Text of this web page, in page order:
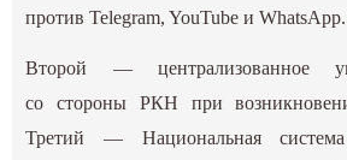
против Telegram, YouTube и WhatsApp.
Второй — централизованное
со стороны РКН при
Третий — Национальная